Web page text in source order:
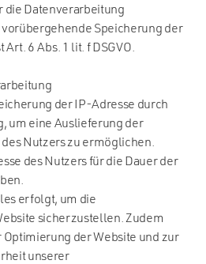
Datenverarbeitung
Speicherung der
6 Abs. 1 lit. f DSGVO.
der IP-Adresse durch
um eine Auslieferung der
Nutzers zu ermöglichen.
des Nutzers für die Dauer der
erfolgt, um die
sicherzustellen. Zudem
Optimierung der Website und zur
unserer